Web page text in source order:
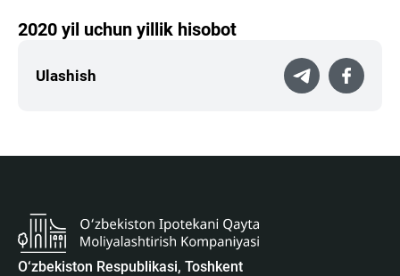
2020 yil uchun yillik hisobot
Ulashish
O‘zbekiston Respublikasi, Toshkent